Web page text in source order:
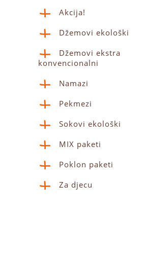
Akcija!
Džemovi ekološki
Džemovi ekstra
konvencionalni
Namazi
Pekmezi
Sokovi ekološki
MIX paketi
Poklon paketi
Za djecu